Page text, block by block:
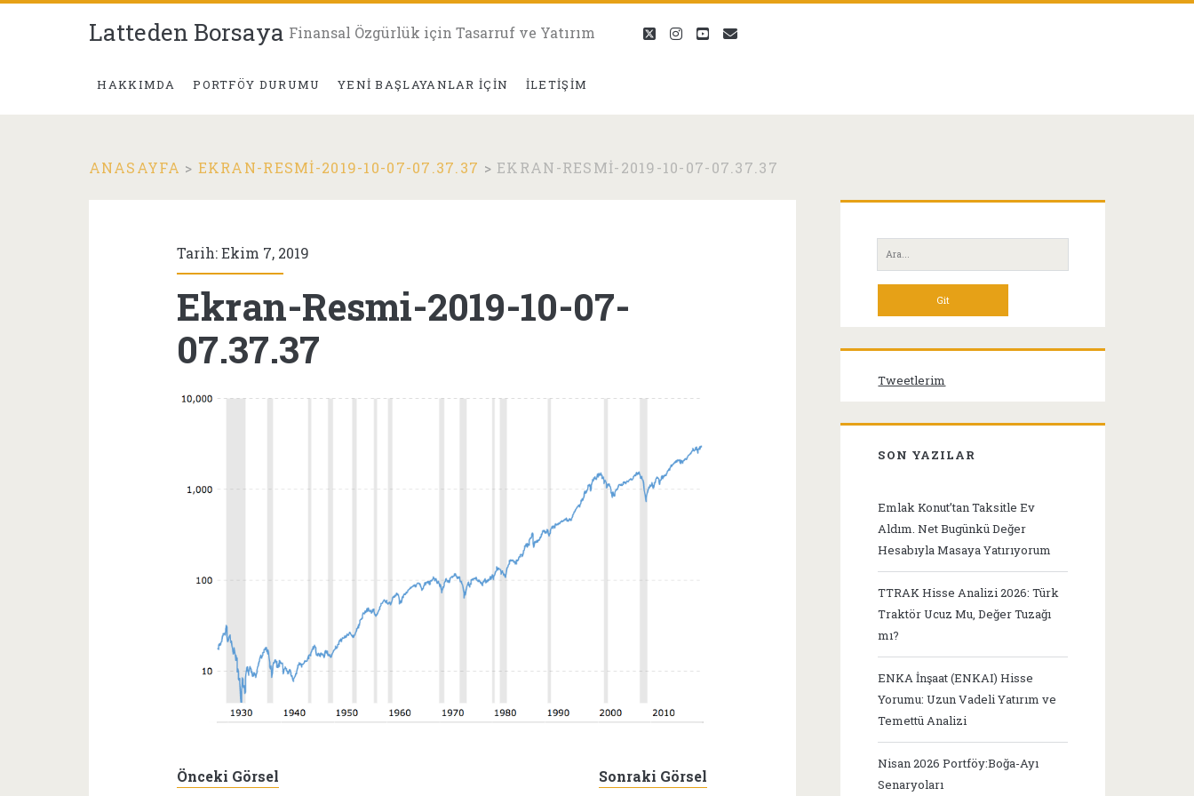
Latteden Borsaya Finansal Özgürlük için Tasarruf ve Yatırım
HAKKIMDA PORTFÖY DURUMU YENI BAŞLAYANLAR İÇIN İLETIŞIM
twitterinstagram
youtubeeposta
ANASAYFA > EKRAN-RESMI-2019-10-07-07.37.37 > EKRAN-RESMI-2019-10-07-07.37.37
Tarih: Ekim 7, 2019
Ekran-Resmi-2019-10-07-
07.37.37
Önceki Görsel Sonraki Görsel
Yan
Menü
Ara:
Tweetlerim
SON YAZILAR
Emlak Konut’tan Taksitle Ev
Aldım. Net Bugünkü Değer
Hesabıyla Masaya Yatırıyorum
TTRAK Hisse Analizi 2026: Türk
Traktör Ucuz Mu, Değer Tuzağı
mı?
ENKA İnşaat (ENKAI) Hisse
Yorumu: Uzun Vadeli Yatırım ve
Temettü Analizi
Nisan 2026 Portföy:Boğa-Ayı
Senaryoları